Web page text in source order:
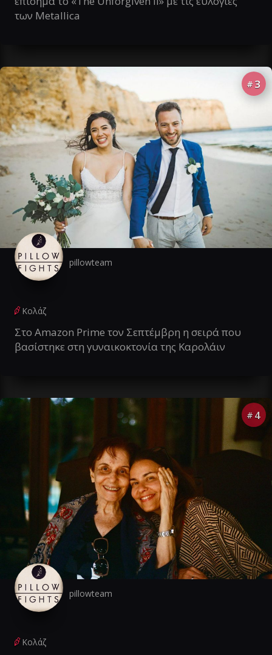
των Metallica
# 3
pillowteam
Κολάζ
Στο Amazon Prime τον Σεπτέμβρη η σειρά που
βασίστηκε στη γυναικοκτονία της Καρολάιν
# 4
pillowteam
Κολάζ